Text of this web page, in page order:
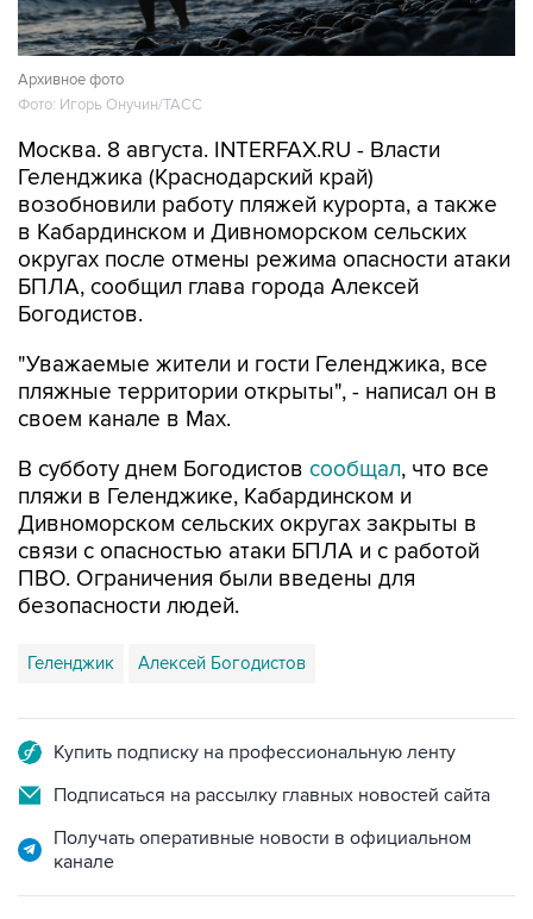
Архивное фото
Фото: Игорь Онучин/ТАСС
Москва. 8 августа. INTERFAX.RU - Власти
возобновили работу пляжей курорта, а также
в Кабардинском и Дивноморском сельских
округах после отмены режима опасности атаки
БПЛА, сообщил глава города Алексей
Богодистов.
"Уважаемые жители и гости Геленджика, все
своем канале в Max.
В субботу днем Богодистов
Дивноморском сельских округах закрыты в
связи с опасностью атаки БПЛА и с работой
ПВО. Ограничения были введены для
безопасности людей.
Геленджик Алексей Богодистов
Подписаться на рассылку главных новостей сайта
Получать оперативные новости в официальном
НОВОСТИ ПО ТЕМЕ